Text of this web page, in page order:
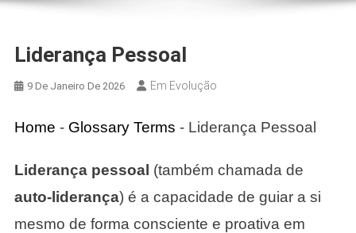
Liderança Pessoal
9 De Janeiro De 2026 Em Evolução
Home - Glossary Terms - Liderança Pessoal
Liderança pessoal (também chamada de
auto-liderança) é a capacidade de guiar a si
mesmo de forma consciente e proativa em